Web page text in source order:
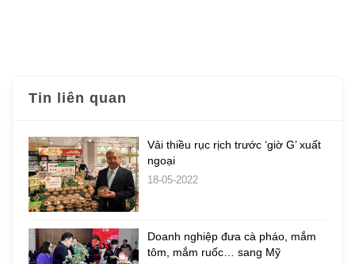
Tin liên quan
Vải thiều rục rịch trước ‘giờ G’ xuất
ngoại
18-05-2022
Doanh nghiệp đưa cà pháo, mắm
tôm, mắm ruốc… sang Mỹ